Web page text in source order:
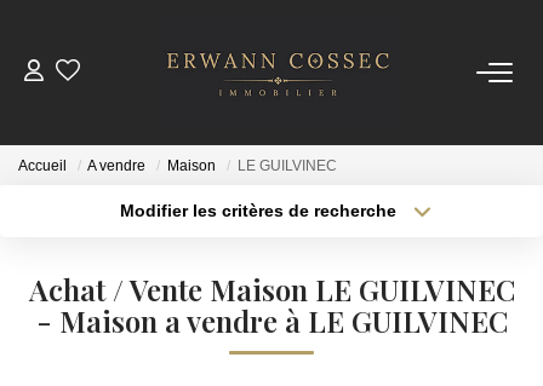
NOTRE AGENCE
Accueil A vendre Maison LE GUILVINEC
Modifier les critères de recherche
Sélectionnez...
Type de bien
Surface min
Achat / Vente Maison LE GUILVINEC
- Maison a vendre à LE GUILVINEC